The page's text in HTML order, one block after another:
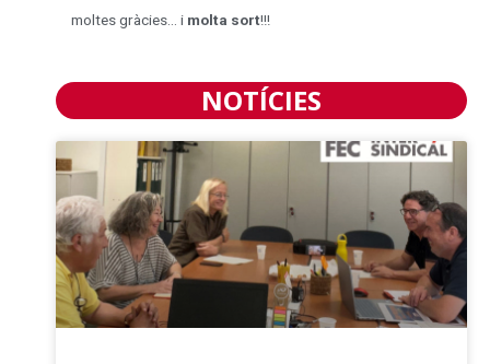
moltes gràcies… i molta sort!!!
NOTÍCIES